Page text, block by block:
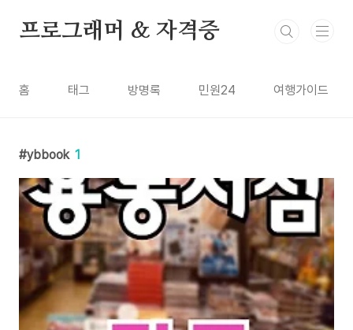
프로그래머 & 자격증
홈 태그 방명록 민원24 여행가이드
ybbook 1